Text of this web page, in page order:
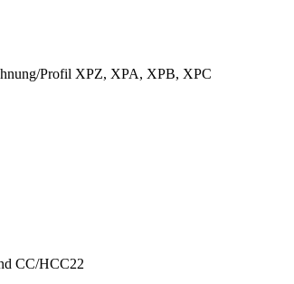
Profil XPZ, XPA, XPB, XPC
CC/HCC22